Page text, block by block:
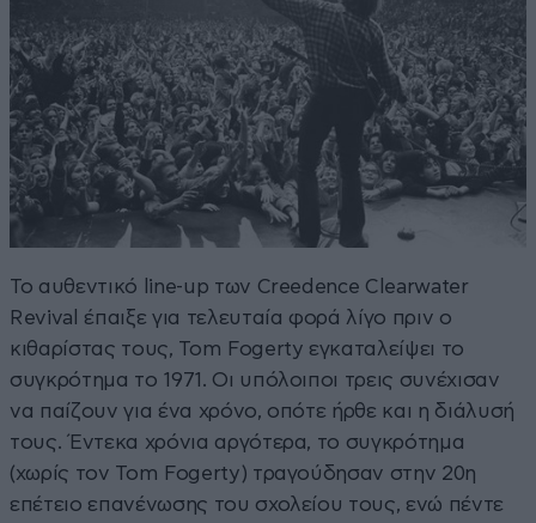
Το αυθεντικό line-up των Creedence Clearwater
Revival έπαιξε για τελευταία φορά λίγο πριν ο
κιθαρίστας τους, Tom Fogerty εγκαταλείψει το
συγκρότημα το 1971. Οι υπόλοιποι τρεις συνέχισαν
να παίζουν για ένα χρόνο, οπότε ήρθε και η διάλυσή
τους. Έντεκα χρόνια αργότερα, το συγκρότημα
(χωρίς τον Tom Fogerty) τραγούδησαν στην 20η
επέτειο επανένωσης του σχολείου τους, ενώ πέντε